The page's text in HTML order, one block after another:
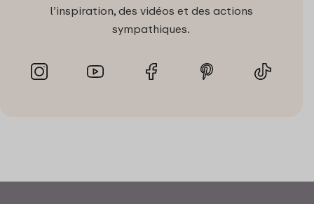
l’inspiration, des vidéos et des actions
sympathiques.